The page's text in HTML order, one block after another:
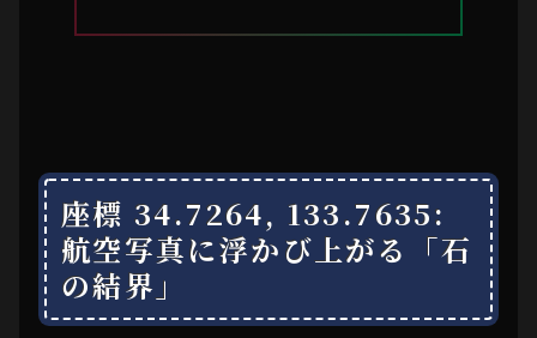
座標 34.7264, 133.7635:
航空写真に浮かび上がる「石
の結界」